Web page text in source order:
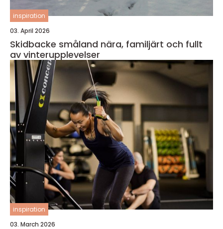
inspiration
03. April 2026
Skidbacke småland nära, familjärt och fullt
av vinterupplevelser
inspiration
03. March 2026